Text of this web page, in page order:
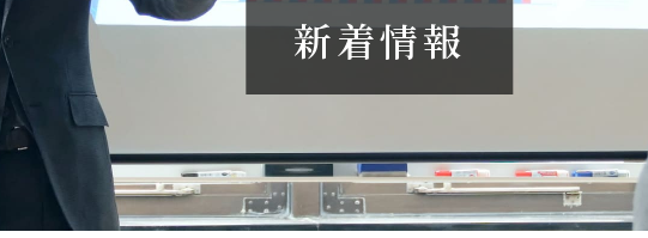
新着情報